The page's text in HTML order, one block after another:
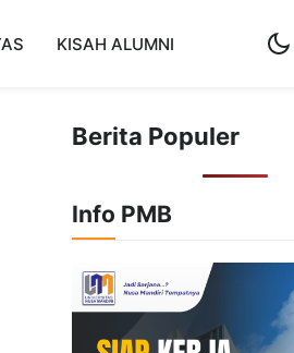
KISAH ALUMNI
Berita Populer
Info PMB